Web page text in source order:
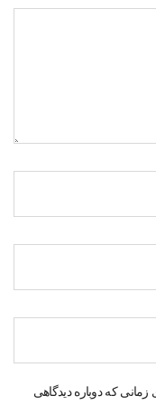
که دوباره دیدگاهی